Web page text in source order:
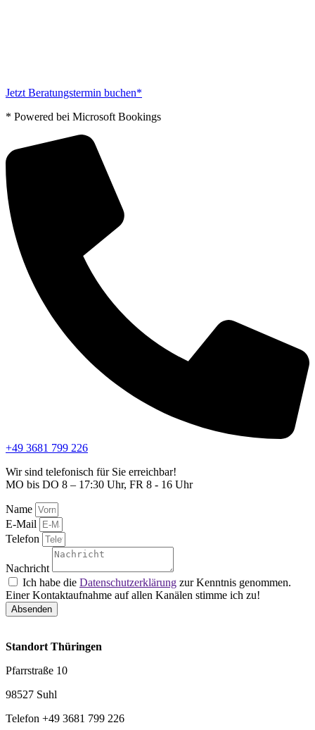
Jetzt Beratungstermin buchen*
* Powered bei Microsoft Bookings
+49 3681 799 226
Wir sind telefonisch für Sie erreichbar!
MO bis DO 8 – 17:30 Uhr, FR 8 - 16 Uhr
Name
E-Mail
Telefon
Nachricht
Ich habe die Datenschutzerklärung zur Kenntnis genommen.
Einer Kontaktaufnahme auf allen Kanälen stimme ich zu!
Absenden
Standort Thüringen
Pfarrstraße 10
98527 Suhl
Telefon +49 3681 799 226